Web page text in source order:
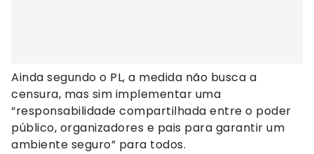
Ainda segundo o PL, a medida não busca a
censura, mas sim implementar uma
“responsabilidade compartilhada entre o poder
público, organizadores e pais para garantir um
ambiente seguro” para todos.